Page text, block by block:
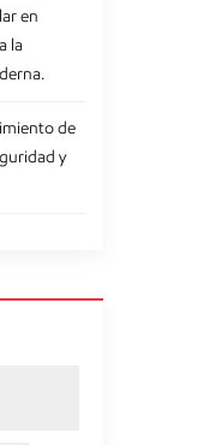
en
la
de
y